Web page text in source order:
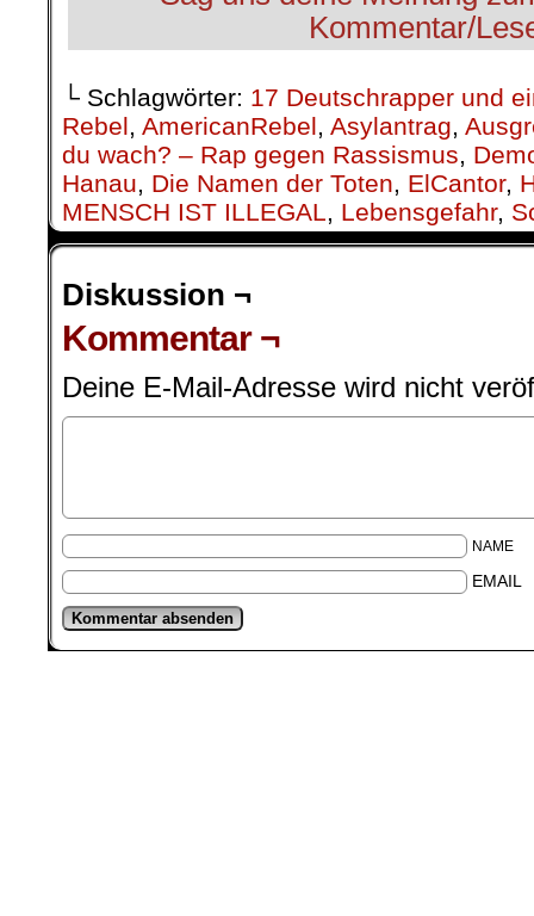
└ Schlagwörter: 17 Deutschrapper und
Rebel, AmericanRebel, Asylantrag,
du wach? – Rap gegen Rassismus,
Hanau, Die Namen der Toten, ElCantor,
MENSCH IST ILLEGAL, Lebensgefahr,
Diskussion ¬
Kommentar ¬
Deine E-Mail-Adresse wird nicht
NAME
EMAIL